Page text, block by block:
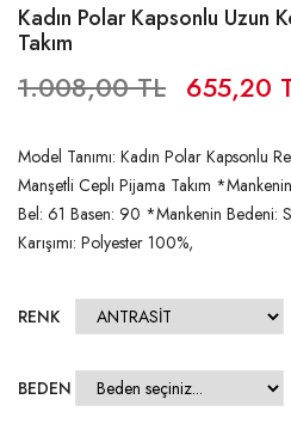
Kadın Polar Kapsonlu Uzun
Takım
1.008,00 TL 655,20
Model Tanımı: Kadın Polar Kapsonlu
Manşetli Ceplı Pijama Takım
Bel: 61 Basen: 90 *Mankenin Bedeni:
Karışımı: Polyester 100%,
RENK
BEDEN